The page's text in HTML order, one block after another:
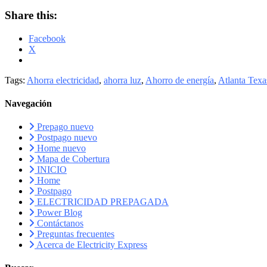
Share this:
Facebook
X
Tags: Ahorra electricidad, ahorra luz, Ahorro de energía, Atlanta
Navegación
Prepago nuevo
Postpago nuevo
Home nuevo
Mapa de Cobertura
INICIO
Home
Postpago
ELECTRICIDAD PREPAGADA
Power Blog
Contáctanos
Preguntas frecuentes
Acerca de Electricity Express